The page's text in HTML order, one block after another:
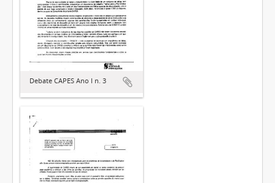
Debate CAPES Ano I n. 3